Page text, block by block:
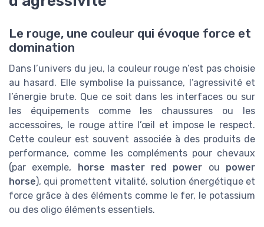
Le rouge, une couleur qui évoque force et
domination
Dans l’univers du jeu, la couleur rouge n’est pas choisie
au hasard. Elle symbolise la puissance, l’agressivité et
l’énergie brute. Que ce soit dans les interfaces ou sur
les équipements comme les chaussures ou les
accessoires, le rouge attire l’œil et impose le respect.
Cette couleur est souvent associée à des produits de
performance, comme les compléments pour chevaux
(par exemple, horse master red power ou power
horse), qui promettent vitalité, solution énergétique et
force grâce à des éléments comme le fer, le potassium
ou des oligo éléments essentiels.